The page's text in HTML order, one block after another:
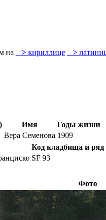
на
> кириллице >
Имя
Годы жизни
Вера Семенова 1909
Код кладбища и ряд
SF 93
Фото